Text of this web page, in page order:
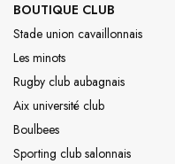
BOUTIQUE CLUB
Stade union cavaillonnais
Les minots
Rugby club aubagnais
Aix université club
Boulbees
Sporting club salonnais